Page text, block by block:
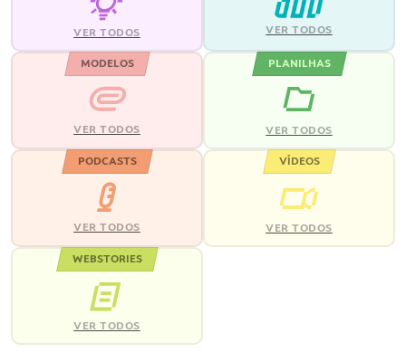
VER TODOS VER TODOS
MODELOS
VER TODOS
PLANILHAS
VER TODOS
PODCASTS
VER TODOS
VÍDEOS
VER TODOS
WEBSTORIES
VER TODOS